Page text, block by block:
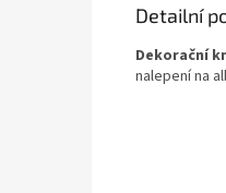
Detailní
Dekorační
nalepení na